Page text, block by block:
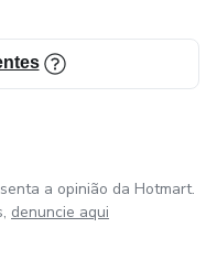
a opinião da Hotmart.
denuncie aqui